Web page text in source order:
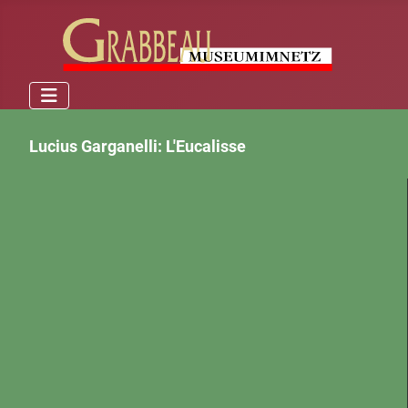
Lucius Garganelli: L'Eucalisse